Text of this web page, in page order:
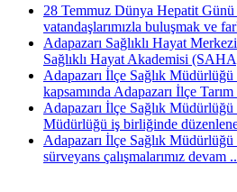
28 Temmuz Dünya Hepatit Günü
vatandaşlarımızla buluşmak ve
Adapazarı Sağlıklı Hayat
Sağlıklı Hayat Akademisi
Adapazarı İlçe Sağlık
kapsamında Adapazarı İlçe Tarım
Adapazarı İlçe Sağlık
Müdürlüğü iş birliğinde
Adapazarı İlçe Sağlık
sürveyans çalışmalarımız devam